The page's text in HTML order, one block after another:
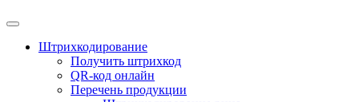
Штрихкодирование
Получить штрихкод
QR-код онлайн
Перечень продукции